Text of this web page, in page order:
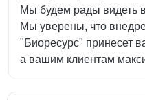
Мы будем рады видеть
Мы уверены, что
"Биоресурс" принесет
а вашим клиентам